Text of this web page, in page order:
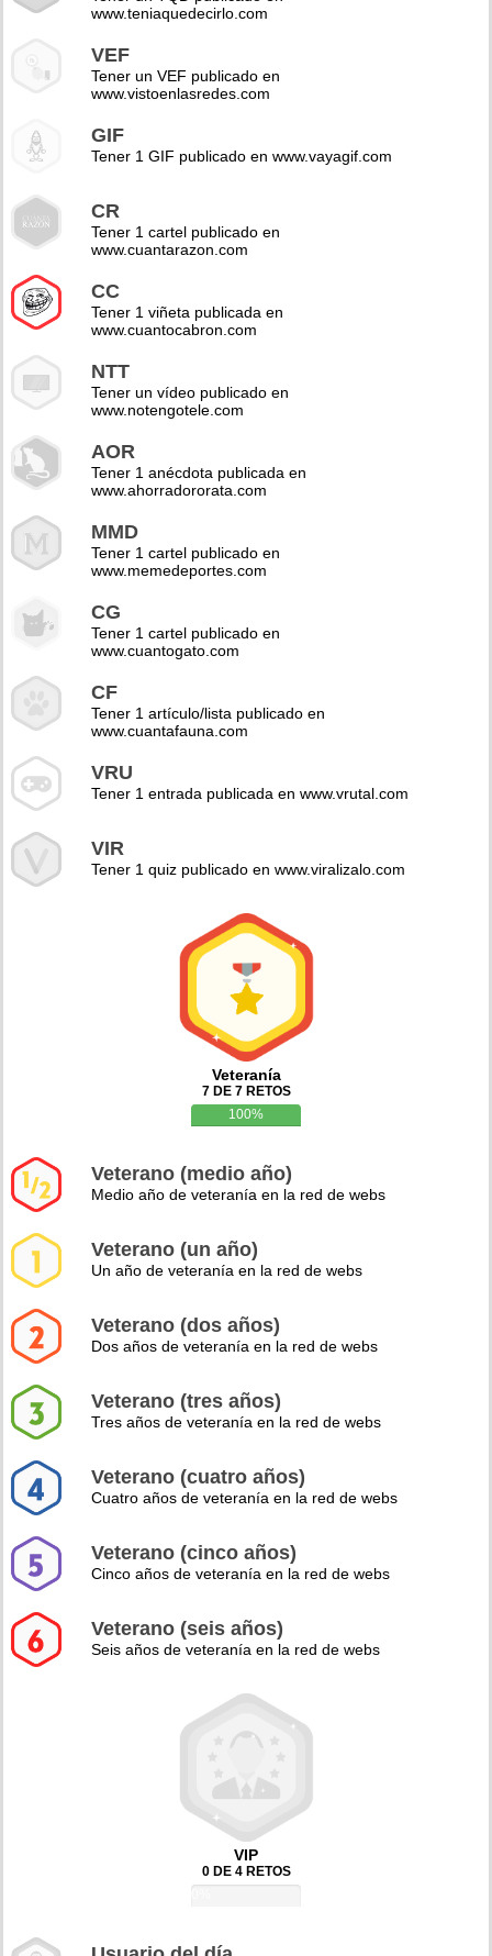
www.teniaquedecirlo.com
VEF
Tener un VEF publicado en
www.vistoenlasredes.com
GIF
Tener 1 GIF publicado en www.vayagif.com
CR
Tener 1 cartel publicado en
www.cuantarazon.com
CC
Tener 1 viñeta publicada en
www.cuantocabron.com
NTT
Tener un vídeo publicado en
www.notengotele.com
AOR
Tener 1 anécdota publicada en
www.ahorradororata.com
MMD
Tener 1 cartel publicado en
www.memedeportes.com
CG
Tener 1 cartel publicado en
www.cuantogato.com
CF
Tener 1 artículo/lista publicado en
www.cuantafauna.com
VRU
Tener 1 entrada publicada en www.vrutal.com
VIR
Tener 1 quiz publicado en www.viralizalo.com
Veteranía
7 DE 7 RETOS
100%
Veterano (medio año)
Medio año de veteranía en la red de webs
Veterano (un año)
Un año de veteranía en la red de webs
Veterano (dos años)
Dos años de veteranía en la red de webs
Veterano (tres años)
Tres años de veteranía en la red de webs
Veterano (cuatro años)
Cuatro años de veteranía en la red de webs
Veterano (cinco años)
Cinco años de veteranía en la red de webs
Veterano (seis años)
Seis años de veteranía en la red de webs
VIP
0 DE 4 RETOS